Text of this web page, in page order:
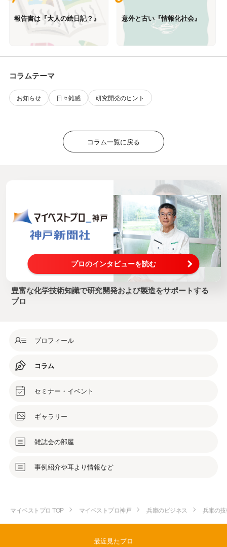
報告書は『大人の絵日記？』 意外と古い『情報化社会』
コラムテーマ
お知らせ 日々雑感 研究開発のヒント
コラム一覧に戻る
プロのインタビューを読む
豊富な化学技術知識で研究開発および製造をサポートする
プロ
プロフィール
コラム
セミナー・イベント
ギャラリー
雑誌会の部屋
事例紹介や耳より情報など
マイベストプロ TOP マイベストプロ神戸 兵庫のビジネス 兵庫の
最近見たプロ